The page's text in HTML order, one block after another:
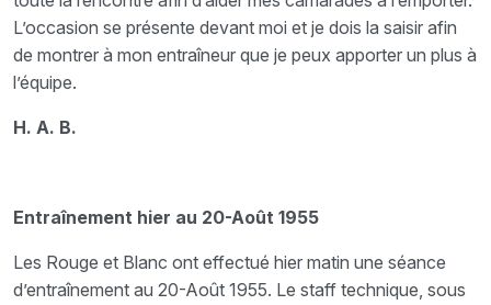
L’occasion se présente devant moi et je dois la saisir afin
de montrer à mon entraîneur que je peux apporter un plus à
l’équipe.
H. A. B.
Entraînement hier au 20-Août 1955
Les Rouge et Blanc ont effectué hier matin une séance
d’entraînement au 20-Août 1955. Le staff technique, sous